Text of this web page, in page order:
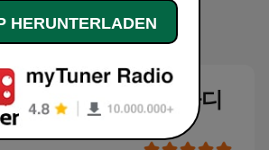
- JPOP(인터넷 라디
HERUNTERLADEN